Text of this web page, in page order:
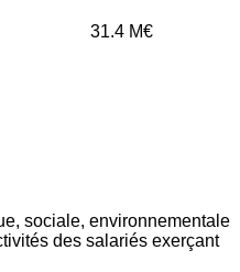
31.4 M€
sociale, environnementale
des salariés exerçant